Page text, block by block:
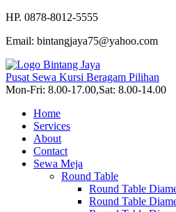
HP. 0878-8012-5555
Email: bintangjaya75@yahoo.com
Pusat Sewa Kursi Beragam Pilihan
Mon-Fri: 8.00-17.00,Sat: 8.00-14.00
Home
Services
About
Contact
Sewa Meja
Round Table
Round Table
Round Table